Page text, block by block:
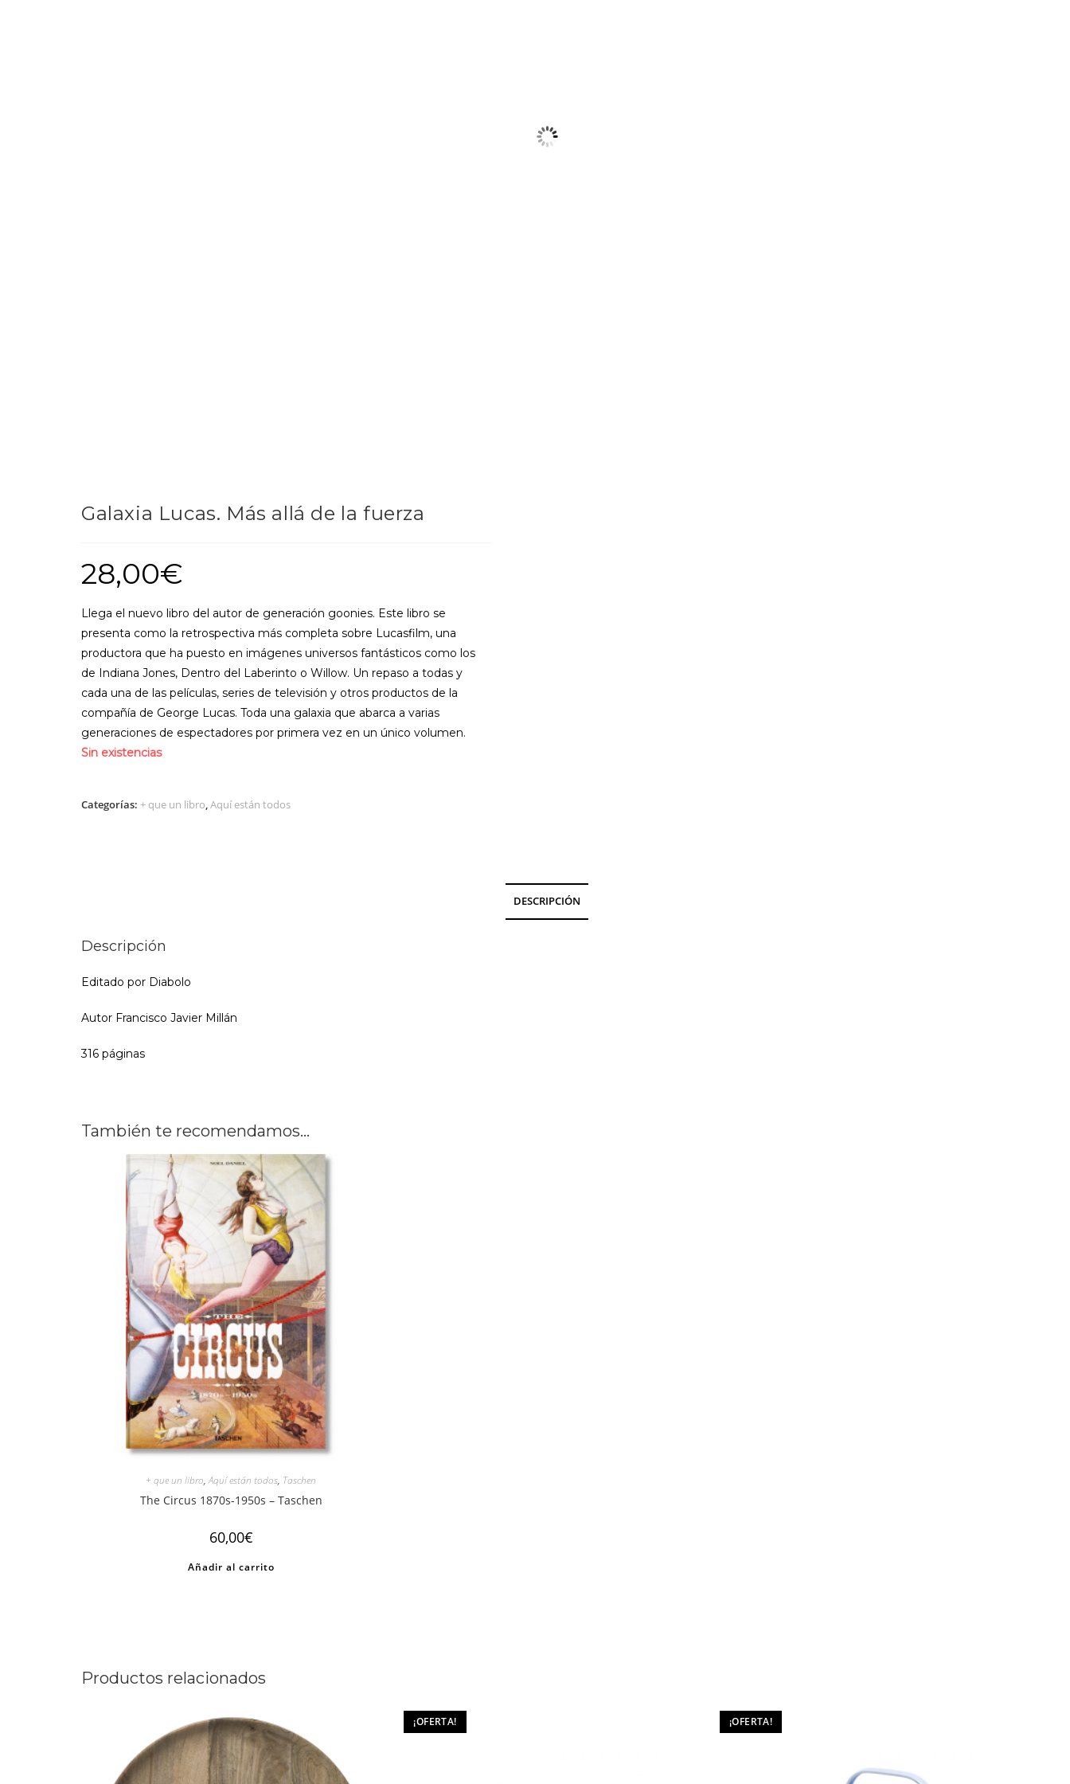
Galaxia Lucas. Más allá de la fuerza
28,00€
Llega el nuevo libro del autor de generación goonies. Este libro se
presenta como la retrospectiva más completa sobre Lucasfilm, una
productora que ha puesto en imágenes universos fantásticos como los
de Indiana Jones, Dentro del Laberinto o Willow. Un repaso a todas y
cada una de las películas, series de televisión y otros productos de la
compañía de George Lucas. Toda una galaxia que abarca a varias
generaciones de espectadores por primera vez en un único volumen.
Sin existencias
Categorías: + que un libro,Aquí están todos
DESCRIPCIÓN
Descripción
Editado por Diabolo
Autor Francisco Javier Millán
316 páginas
También te recomendamos…
+ que un libro,Aquí están todos, Taschen
The Circus 1870s-1950s – Taschen
60,00€
Añadir al carrito
Productos relacionados
¡OFERTA! ¡OFERTA!